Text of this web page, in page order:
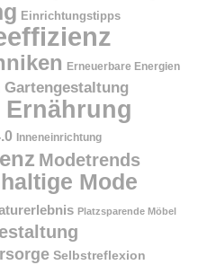
Einrichtungstipps
Erneuerbare Energien
Gartengestaltung
Ernährung
Inneneinrichtung
Modetrends
Mode
Platzsparende Möbel
Selbstreflexion